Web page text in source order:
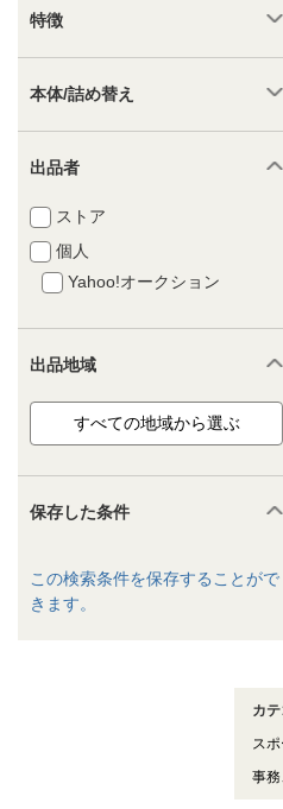
特徴
本体/詰め替え
出品者
ストア
個人
Yahoo!オークション
出品地域
保存した条件
この検索条件を保存することがで
きます。
カ
ス
事